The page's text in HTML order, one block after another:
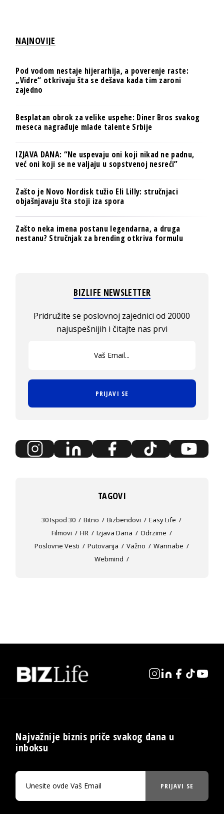
NAJNOVIJE
Pod vodom nestaje hijerarhija, a poverenje raste:
„Vidre“ otkrivaju šta se dešava kada tim zaroni
zajedno
Besplatan obrok za velike uspehe: Diner Bros svakog
meseca nagrađuje mlade talente Srbije
IZJAVA DANA: “Ne uspevaju oni koji nikad ne padnu,
već oni koji se ne valjaju u sopstvenoj nesreći”
Zašto je Novo Nordisk tužio Eli Lilly: stručnjaci
objašnjavaju šta stoji iza spora
Zašto neka imena postanu legendarna, a druga
nestanu? Stručnjak za brending otkriva formulu
BIZLIFE NEWSLETTER
Pridružite se poslovnoj zajednici od 20000
najuspešnijih i čitajte nas prvi
PRIJAVI SE
TAGOVI
30 Ispod 30 Bitno Bizbendovi
Easy Life
Filmovi
HR Izjava Dana
Odrzime
Poslovne Vesti
Putovanja Važno
Wannabe
Webmind
Najvažnije biznis priče svakog dana u
inboksu
PRIJAVI SE